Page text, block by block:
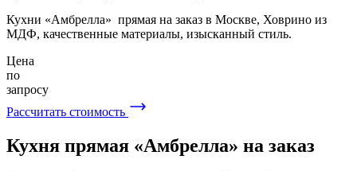
Кухни «Амбрелла» прямая на заказ в Москве, Ховрино из
МДФ, качественные материалы, изысканный стиль.
Цена
по
запросу
Рассчитать стоимость
Кухня прямая «Амбрелла» на заказ